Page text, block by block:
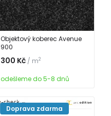
Objektový koberec Avenue
900
300 Kč / m2
odešleme do 5-8 dnů
Doprava zdarma